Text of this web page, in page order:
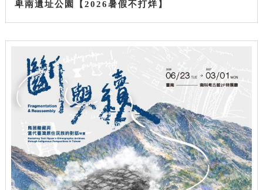
卑南遺址公園【2026暑假不打烊】